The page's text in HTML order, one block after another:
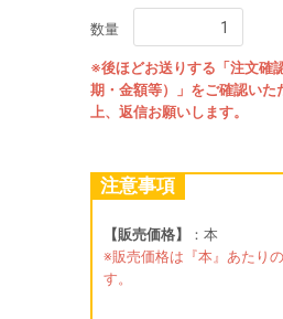
数量
※後ほどお送りする「注文確
期・金額等）」をご確認いた
上、返信お願いします。
注意事項
【販売価格】
：本
※販売価格は『本』あたり
す。